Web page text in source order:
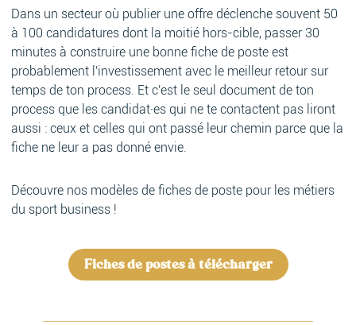
Dans un secteur où publier une offre déclenche souvent 50
à 100 candidatures dont la moitié hors-cible, passer 30
minutes à construire une bonne fiche de poste est
probablement l'investissement avec le meilleur retour sur
temps de ton process. Et c'est le seul document de ton
process que les candidat·es qui ne te contactent pas liront
aussi : ceux et celles qui ont passé leur chemin parce que la
fiche ne leur a pas donné envie.
Découvre nos modèles de fiches de poste pour les métiers
du sport business !
Fiches de postes à télécharger